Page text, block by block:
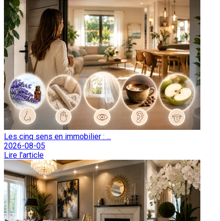
Les cinq sens en immobilier : ...
2026-08-05
Lire l'article